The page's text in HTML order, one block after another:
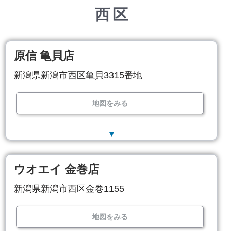
西区
原信 亀貝店
新潟県新潟市西区亀貝3315番地
地図をみる
▼
ウオエイ 金巻店
新潟県新潟市西区金巻1155
地図をみる